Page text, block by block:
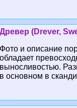
Древер (Drever,
Фото и описание
обладает
выносливостью.
в основном в